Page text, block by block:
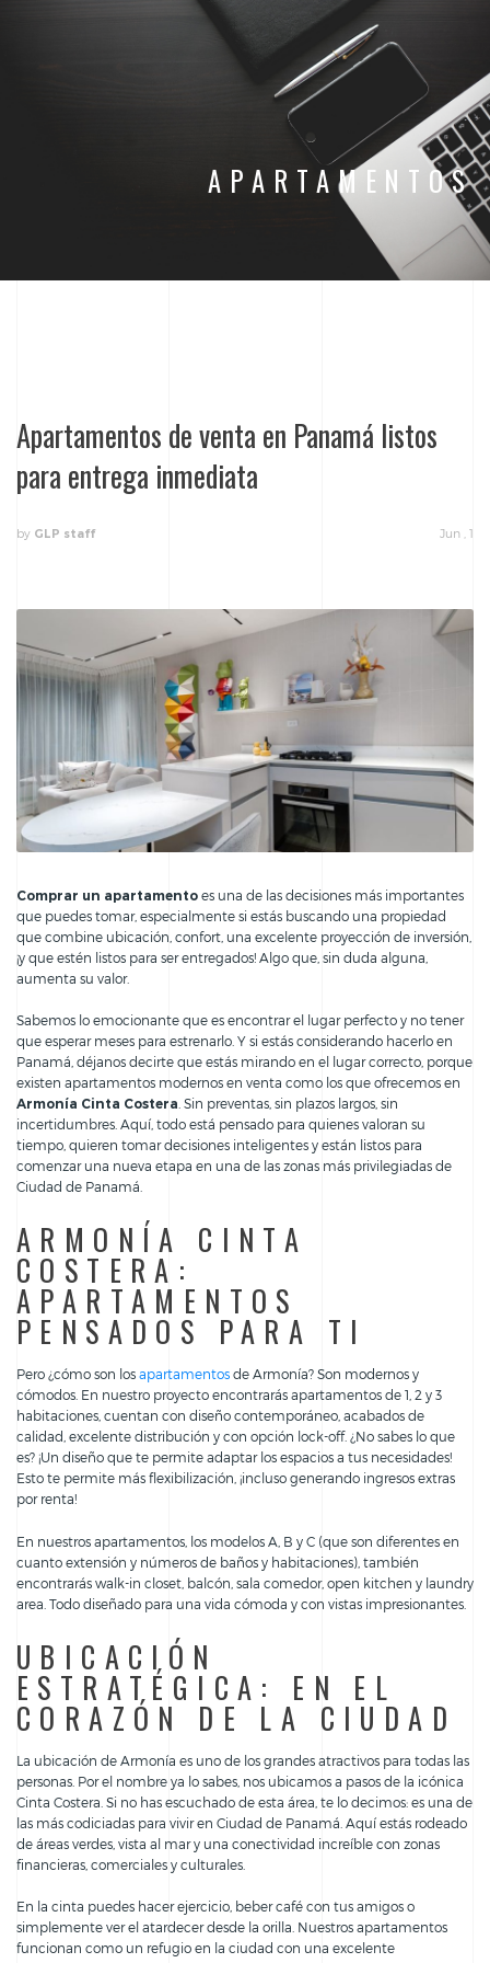
APARTAMENTOS
Apartamentos de venta en Panamá listos
para entrega inmediata
by GLP staff Jun , 1
Comprar un apartamento es una de las decisiones más importantes
que puedes tomar, especialmente si estás buscando una propiedad
que combine ubicación, confort, una excelente proyección de inversión,
¡y que estén listos para ser entregados! Algo que, sin duda alguna,
aumenta su valor.
Sabemos lo emocionante que es encontrar el lugar perfecto y no tener
que esperar meses para estrenarlo. Y si estás considerando hacerlo en
Panamá, déjanos decirte que estás mirando en el lugar correcto, porque
existen apartamentos modernos en venta como los que ofrecemos en
Armonía Cinta Costera . Sin preventas, sin plazos largos, sin
incertidumbres. Aquí, todo está pensado para quienes valoran su
tiempo, quieren tomar decisiones inteligentes y están listos para
comenzar una nueva etapa en una de las zonas más privilegiadas de
Ciudad de Panamá.
ARMONÍA CINTA
COSTERA:
APARTAMENTOS
PENSADOS PARA TI
Pero ¿cómo son los apartamentos de Armonía? Son modernos y
cómodos. En nuestro proyecto encontrarás apartamentos de 1, 2 y 3
habitaciones, cuentan con diseño contemporáneo, acabados de
calidad, excelente distribución y con opción lock-off. ¿No sabes lo que
es? ¡Un diseño que te permite adaptar los espacios a tus necesidades!
Esto te permite más flexibilización, ¡incluso generando ingresos extras
por renta!
En nuestros apartamentos, los modelos A, B y C (que son diferentes en
cuanto extensión y números de baños y habitaciones), también
encontrarás walk-in closet, balcón, sala comedor, open kitchen y laundry
area. Todo diseñado para una vida cómoda y con vistas impresionantes.
UBICACIÓN
ESTRATÉGICA: EN EL
CORAZÓN DE LA CIUDAD
La ubicación de Armonía es uno de los grandes atractivos para todas las
personas. Por el nombre ya lo sabes, nos ubicamos a pasos de la icónica
Cinta Costera. Si no has escuchado de esta área, te lo decimos: es una de
las más codiciadas para vivir en Ciudad de Panamá. Aquí estás rodeado
de áreas verdes, vista al mar y una conectividad increíble con zonas
financieras, comerciales y culturales.
En la cinta puedes hacer ejercicio, beber café con tus amigos o
simplemente ver el atardecer desde la orilla. Nuestros apartamentos
funcionan como un refugio en la ciudad con una excelente